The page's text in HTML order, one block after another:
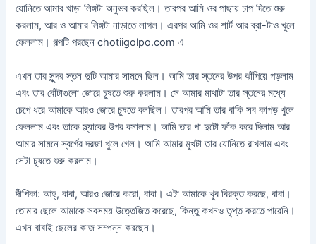
যোনিতে আমার খাড়া লিঙ্গটা অনুভব করছিল। তারপর আমি ওর পাছায় চাপ দিতে শুরু
করলাম, আর ও আমার লিঙ্গটা নাড়াতে লাগল। এরপর আমি ওর শার্ট আর ব্রা-টাও খুলে
ফেললাম। গল্পটি পরছেন chotiigolpo.com এ
এখন তার সুন্দর স্তন দুটি আমার সামনে ছিল। আমি তার স্তনের উপর ঝাঁপিয়ে পড়লাম
এবং তার বোঁটাগুলো জোরে চুষতে শুরু করলাম। সে আমার মাথাটা তার স্তনের মধ্যে
চেপে ধরে আমাকে আরও জোরে চুষতে বলছিল। তারপর আমি তার বাকি সব কাপড় খুলে
ফেললাম এবং তাকে স্ল্যাবের উপর বসালাম। আমি তার পা দুটো ফাঁক করে দিলাম আর
আমার সামনে স্বর্গের দরজা খুলে গেল। আমি আমার মুখটা তার যোনিতে রাখলাম এবং
সেটা চুষতে শুরু করলাম।
দীপিকা: আহ্, বাবা, আরও জোরে করো, বাবা। এটা আমাকে খুব বিরক্ত করছে, বাবা।
তোমার ছেলে আমাকে সবসময় উত্তেজিত করেছে, কিন্তু কখনও তৃপ্ত করতে পারেনি।
এখন বাবাই ছেলের কাজ সম্পন্ন করছেন।